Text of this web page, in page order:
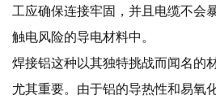
工应确保连接牢固，并且电缆不会
触电风险的导电材料中。
焊接铝这种以其独特挑战而闻名的
尤其重要。由于铝的导热性和易氧